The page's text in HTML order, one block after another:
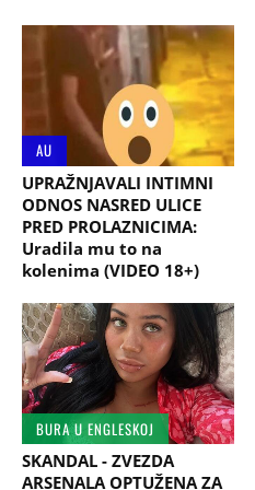
AU
UPRAŽNJAVALI INTIMNI
ODNOS NASRED ULICE
PRED PROLAZNICIMA:
Uradila mu to na
kolenima (VIDEO 18+)
BURA U ENGLESKOJ
SKANDAL - ZVEZDA
ARSENALA OPTUŽENA ZA